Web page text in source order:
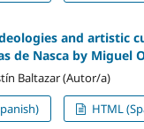
and artistic
de Nasca by
Baltazar (Autor/a)
HTML